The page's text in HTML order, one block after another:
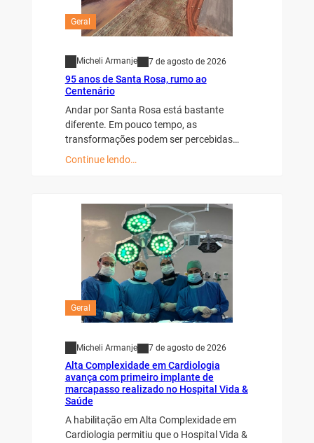
Geral
Micheli Armanje 7 de agosto de 2026
95 anos de Santa Rosa, rumo ao
Centenário
Andar por Santa Rosa está bastante
diferente. Em pouco tempo, as
transformações podem ser percebidas…
Continue lendo…
Geral
Micheli Armanje 7 de agosto de 2026
Alta Complexidade em Cardiologia
avança com primeiro implante de
marcapasso realizado no Hospital Vida &
Saúde
A habilitação em Alta Complexidade em
Cardiologia permitiu que o Hospital Vida &